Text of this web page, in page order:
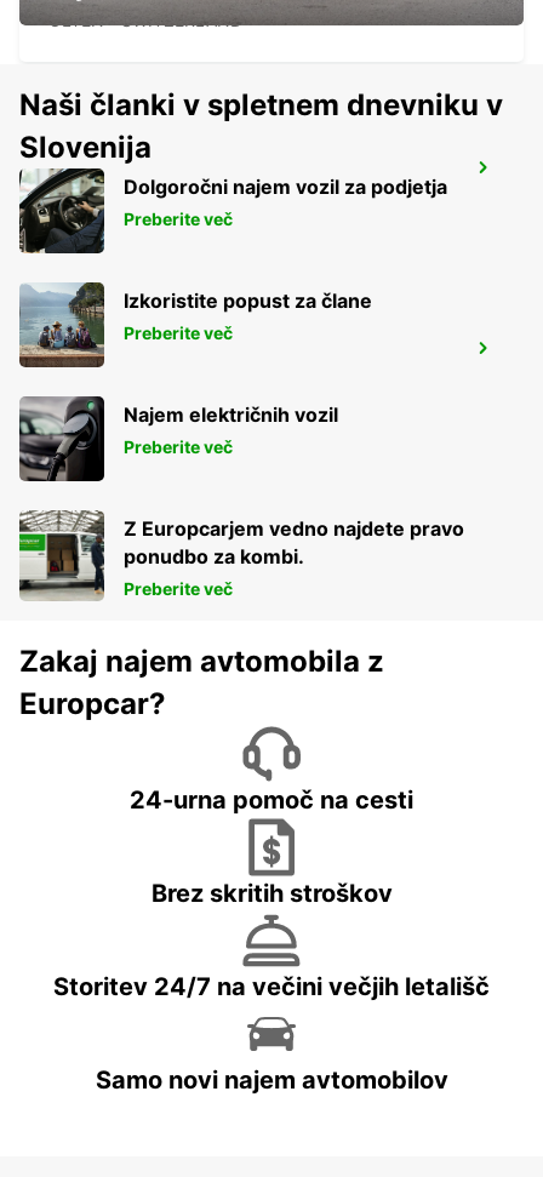
OLTEN - SWITZERLAND
SOLOTHURN ZUCHWIL AUTO WEBER
ZUCHWIL - SWITZERLAND
AARAU-OBERENTFELDEN
Naši članki v spletnem dnevniku v
Slovenija
Dolgoročni najem vozil za podjetja
Preberite več
Izkoristite popust za člane
Preberite več
Najem električnih vozil
Preberite več
Z Europcarjem vedno najdete pravo
ponudbo za kombi.
Preberite več
Zakaj najem avtomobila z
Europcar?
24-urna pomoč na cesti
Brez skritih stroškov
Storitev 24/7 na večini večjih letališč
Samo novi najem avtomobilov